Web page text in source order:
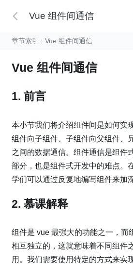
Vue 组件间通信
章节索引 : Vue 组件间通信
Vue 组件间通信
1. 前言
本小节我们将介绍组件间是如何实
组件向子组件、子组件向父组件、
之间的数据通信。组件通信是组件
部分，也是组件式开发中的难点。
学们可以通过反复地编写组件来加
2. 慕课解释
组件是 vue 最强大的功能之一，而
相互独立的，这就意味着不同组件
用。我们需要使用特定的方式来实